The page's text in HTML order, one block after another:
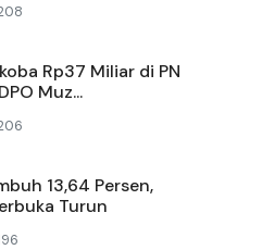
Rp37 Miliar di PN
Muz...
13,64 Persen,
Turun